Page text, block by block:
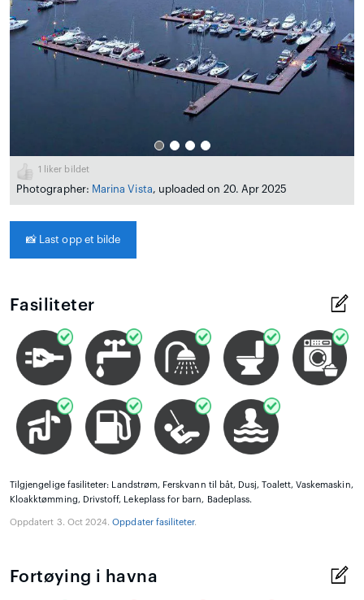
1 liker bildet
Photographer: Marina Vista, uploaded on 20. Apr 2025
📸 Last opp et bilde
Fasiliteter
Tilgjengelige fasiliteter: Landstrøm, Ferskvann til båt, Dusj, Toalett, Vaskemaskin,
Kloakktømming, Drivstoff, Lekeplass for barn, Badeplass.
Oppdatert 3. Oct 2024.Oppdater fasiliteter.
Fortøying i havna